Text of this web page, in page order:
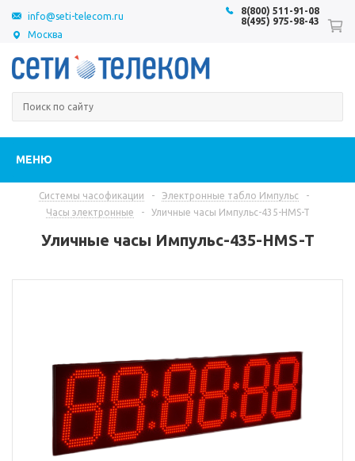
Москва
8(800) 511-91-08
8(495) 975-98-43
info@seti-telecom.ru
МЕНЮ
Системы часофикации - Электронные табло Импульс
-
Часы электронные
- Уличные часы Импульс-435-HMS-T
Уличные часы Импульс-435-HMS-T